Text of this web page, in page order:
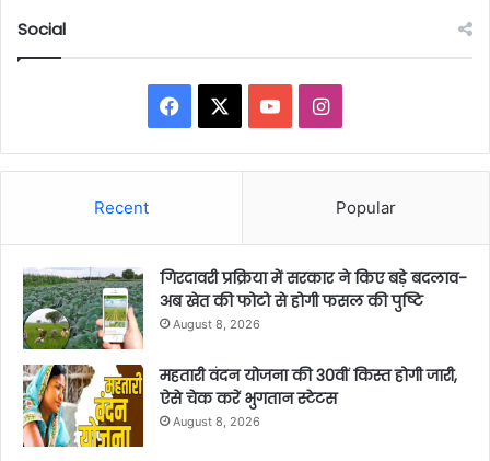
Social
Facebook YouTubeInstagram
Recent Popular
गिरदावरी प्रक्रिया में सरकार ने किए बड़े बदलाव-
अब खेत की फोटो से होगी फसल की पुष्टि
August 8, 2026
महतारी वंदन योजना की 30वीं किस्त होगी जारी,
ऐसे चेक करें भुगतान स्टेटस
August 8, 2026